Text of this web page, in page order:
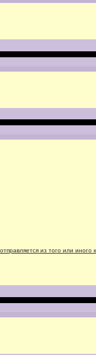
из того или иного